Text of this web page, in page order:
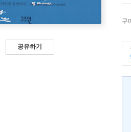
공유하기
구